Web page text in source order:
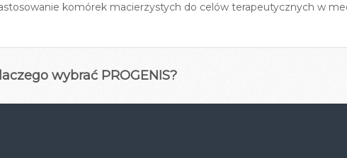
komórek macierzystych do celów terapeutycznych w
wybrać PROGENIS?